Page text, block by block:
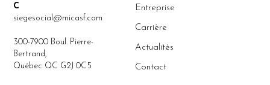
C
siegesocial@micasf.com
300-7900 Boul. Pierre-
Bertrand,
Québec QC G2J 0C5
Entreprise
Carrière
Actualités
Contact